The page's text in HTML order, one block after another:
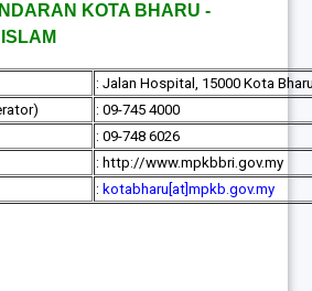
KOTA BHARU -
: Jalan Hospital, 15000 Kota
: 09-745 4000
: 09-748 6026
: http://www.mpkbbri.gov.my
: kotabharu[at]mpkb.gov.my